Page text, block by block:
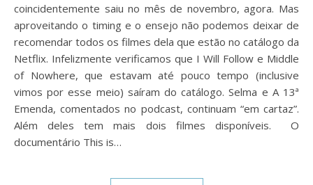
coincidentemente saiu no mês de novembro, agora. Mas
aproveitando o timing e o ensejo não podemos deixar de
recomendar todos os filmes dela que estão no catálogo da
Netflix. Infelizmente verificamos que I Will Follow e Middle
of Nowhere, que estavam até pouco tempo (inclusive
vimos por esse meio) saíram do catálogo. Selma e A 13ª
Emenda, comentados no podcast, continuam “em cartaz”.
Além deles tem mais dois filmes disponíveis. O
documentário This is…